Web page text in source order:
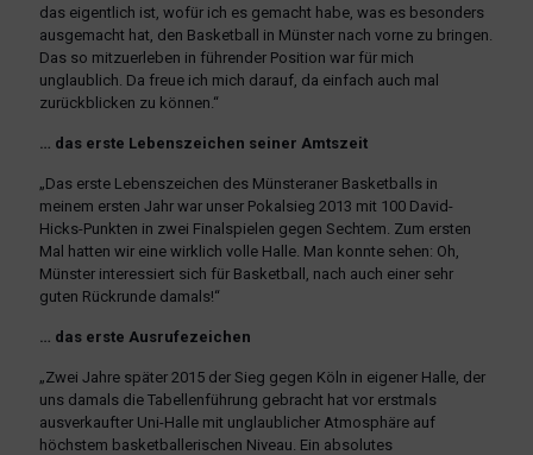
das eigentlich ist, wofür ich es gemacht habe, was es besonders
ausgemacht hat, den Basketball in Münster nach vorne zu bringen.
Das so mitzuerleben in führender Position war für mich
unglaublich. Da freue ich mich darauf, da einfach auch mal
zurückblicken zu können.“
… das erste Lebenszeichen seiner Amtszeit
„Das erste Lebenszeichen des Münsteraner Basketballs in
meinem ersten Jahr war unser Pokalsieg 2013 mit 100 David-
Hicks-Punkten in zwei Finalspielen gegen Sechtem. Zum ersten
Mal hatten wir eine wirklich volle Halle. Man konnte sehen: Oh,
Münster interessiert sich für Basketball, nach auch einer sehr
guten Rückrunde damals!“
… das erste Ausrufezeichen
„Zwei Jahre später 2015 der Sieg gegen Köln in eigener Halle, der
uns damals die Tabellenführung gebracht hat vor erstmals
ausverkaufter Uni-Halle mit unglaublicher Atmosphäre auf
höchstem basketballerischen Niveau. Ein absolutes